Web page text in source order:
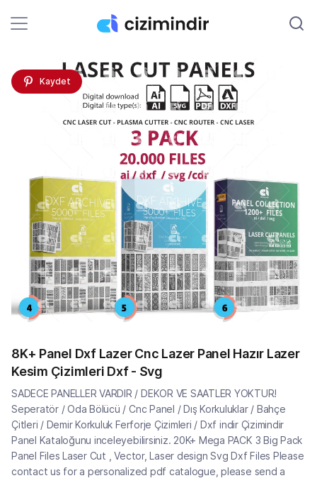
Kaydet
8K+ Panel Dxf Lazer Cnc Lazer Panel Hazır Lazer
Kesim Çizimleri Dxf - Svg
SADECE PANELLER VARDIR / DEKOR VE SAATLER YOKTUR!
Seperatör / Oda Bölücü / Cnc Panel / Dış Korkuluklar / Bahçe
Çitleri / Demir Korkuluk Ferforje Çizimleri / Dxf indir Çizimindir
Panel Kataloğunu inceleyebilirsiniz. 20K+ Mega PACK 3 Big Pack
Panel Files Laser Cut , Vector, Laser design Svg Dxf Files Please
contact us for a personalized pdf catalogue, please send a